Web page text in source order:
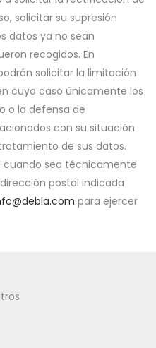
solicitar su supresión
datos ya no sean
recogidos. En
solicitar la limitación
cuyo caso únicamente los
o la defensa de
con su situación
de sus datos.
cuando sea técnicamente
postal indicada
para ejercer